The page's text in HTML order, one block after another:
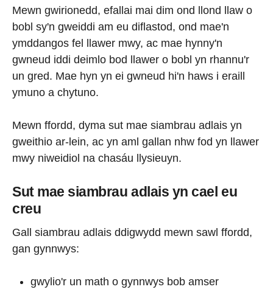
Mewn gwirionedd, efallai mai dim ond llond llaw o
bobl sy'n gweiddi am eu diflastod, ond mae'n
ymddangos fel llawer mwy, ac mae hynny'n
gwneud iddi deimlo bod llawer o bobl yn rhannu'r
un gred. Mae hyn yn ei gwneud hi'n haws i eraill
ymuno a chytuno.
Mewn ffordd, dyma sut mae siambrau adlais yn
gweithio ar-lein, ac yn aml gallan nhw fod yn llawer
mwy niweidiol na chasáu llysieuyn.
Sut mae siambrau adlais yn cael eu
creu
Gall siambrau adlais ddigwydd mewn sawl ffordd,
gan gynnwys:
gwylio'r un math o gynnwys bob amser